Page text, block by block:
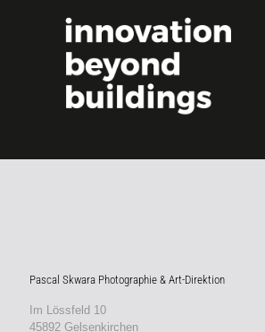
Pascal Skwara Photographie & Art-Direktion
Im Lössfeld 10
45892 Gelsenkirchen